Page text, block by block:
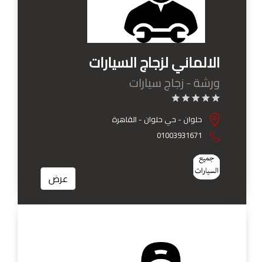
الالماني لزجاج السيارات
ورشة - زجاج سيارات
حلوان - حي حلوان - القاهرة
01003931671
عرض